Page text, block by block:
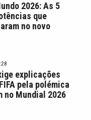
2026: As 5
que
no novo
explicações
pela polémica
no Mundial 2026